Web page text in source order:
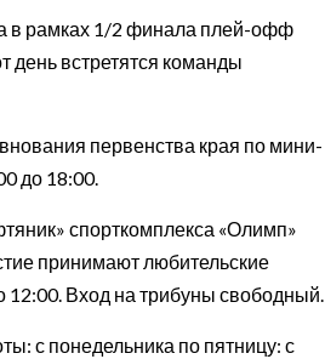
в рамках 1/2 финала плей-офф
день встретятся команды
первенства края по мини-
до 18:00.
спорткомплекса «Олимп»
принимают любительские
12:00. Вход на трибуны свободный.
с понедельника по пятницу: с